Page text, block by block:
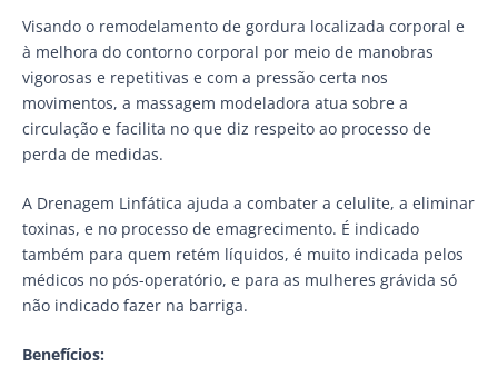
Visando o remodelamento de gordura localizada corporal e
à melhora do contorno corporal por meio de manobras
vigorosas e repetitivas e com a pressão certa nos
movimentos, a massagem modeladora atua sobre a
circulação e facilita no que diz respeito ao processo de
perda de medidas.
A Drenagem Linfática ajuda a combater a celulite, a eliminar
toxinas, e no processo de emagrecimento. É indicado
também para quem retém líquidos, é muito indicada pelos
médicos no pós-operatório, e para as mulheres grávida só
não indicado fazer na barriga.
Benefícios: